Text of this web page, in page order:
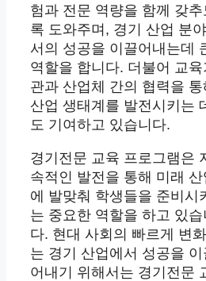
험과 전문 역량을 함께 갖추
록 도와주며, 경기 산업 분
서의 성공을 이끌어내는데
역할을 합니다. 더불어 교육
관과 산업체 간의 협력을 통
산업 생태계를 발전시키는
도 기여하고 있습니다.
경기전문 교육 프로그램은
속적인 발전을 통해 미래 산
에 발맞춰 학생들을 준비시
는 중요한 역할을 하고 있습
다. 현대 사회의 빠르게 변
는 경기 산업에서 성공을 이
어내기 위해서는 경기전문